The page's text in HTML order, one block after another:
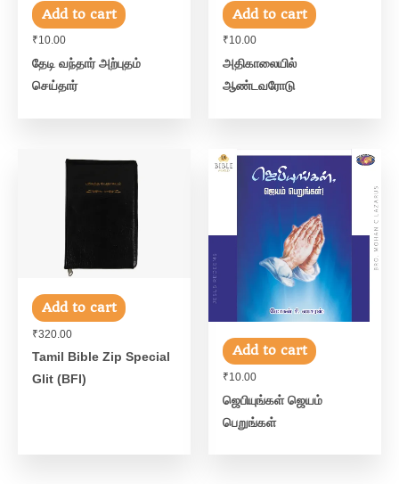
Add to cart
₹10.00
தேடி வந்தார் அற்புதம்
செய்தார்
Add to cart
₹10.00
அதிகாலையில்
ஆண்டவரோடு
Add to cart
₹320.00
Tamil Bible Zip Special
Glit (BFI)
Add to cart
₹10.00
ஜெபியுங்கள் ஜெயம்
பெறுங்கள்